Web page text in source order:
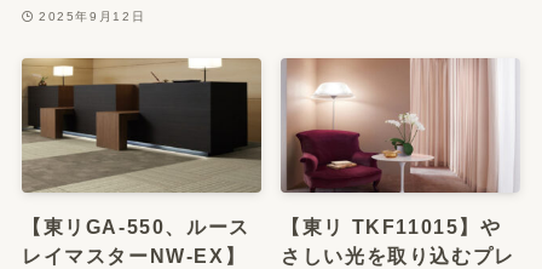
2025年9月12日
【東リGA-550、ルース
レイマスターNW-EX】
【東リ TKF11015】や
さしい光を取り込むプレ